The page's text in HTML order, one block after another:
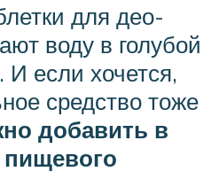
для део-
воду в голубой
И если хочется,
средство тоже
добавить в